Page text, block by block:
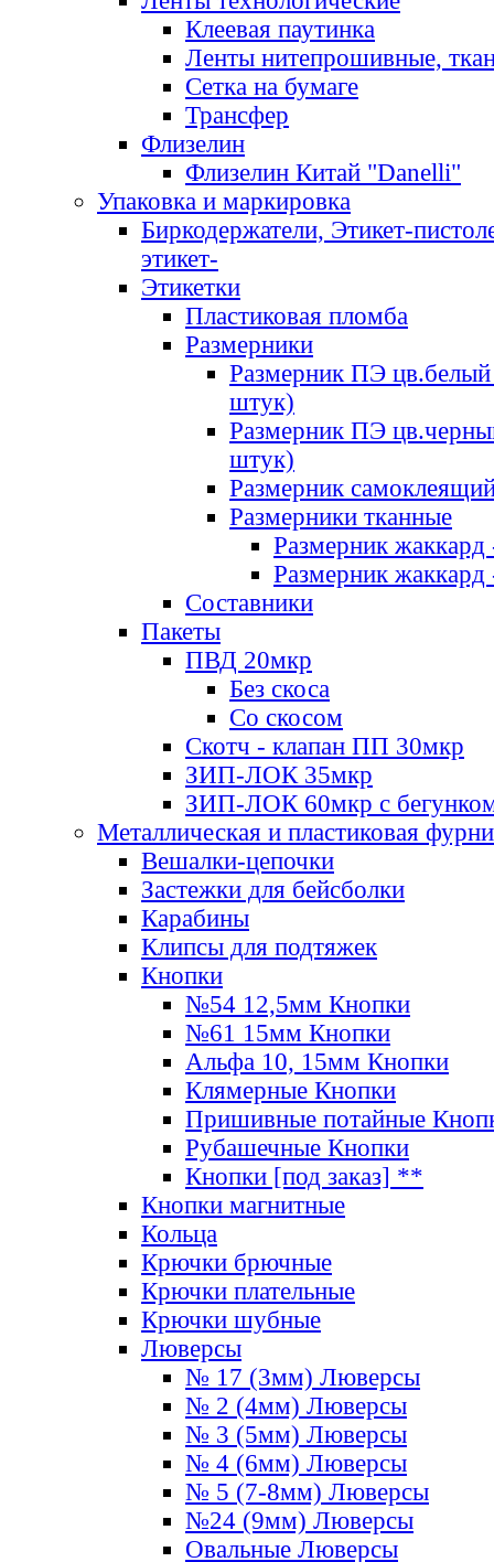
Клеевая паутинка
Ленты нитепрошивные,
Сетка на бумаге
Трансфер
Флизелин
Флизелин Китай "Danelli"
Упаковка и маркировка
Биркодержатели, Этикет-
этикет-
Этикетки
Пластиковая пломба
Размерники
Размерник ПЭ цв.белый
штук)
Размерник ПЭ
штук)
Размерник
Размерники тканные
Размерник
Размерник
Составники
Пакеты
ПВД 20мкр
Без скоса
Со скосом
Скотч - клапан ПП 30мкр
ЗИП-ЛОК 35мкр
ЗИП-ЛОК 60мкр с
Металлическая и пластиковая
Вешалки-цепочки
Застежки для бейсболки
Карабины
Клипсы для подтяжек
Кнопки
№54 12,5мм Кнопки
№61 15мм Кнопки
Альфа 10, 15мм Кнопки
Клямерные Кнопки
Пришивные потайные
Рубашечные Кнопки
Кнопки [под заказ] **
Кнопки магнитные
Кольца
Крючки брючные
Крючки плательные
Крючки шубные
Люверсы
№ 17 (3мм) Люверсы
№ 2 (4мм) Люверсы
№ 3 (5мм) Люверсы
№ 4 (6мм) Люверсы
№ 5 (7-8мм) Люверсы
№24 (9мм) Люверсы
Овальные Люверсы